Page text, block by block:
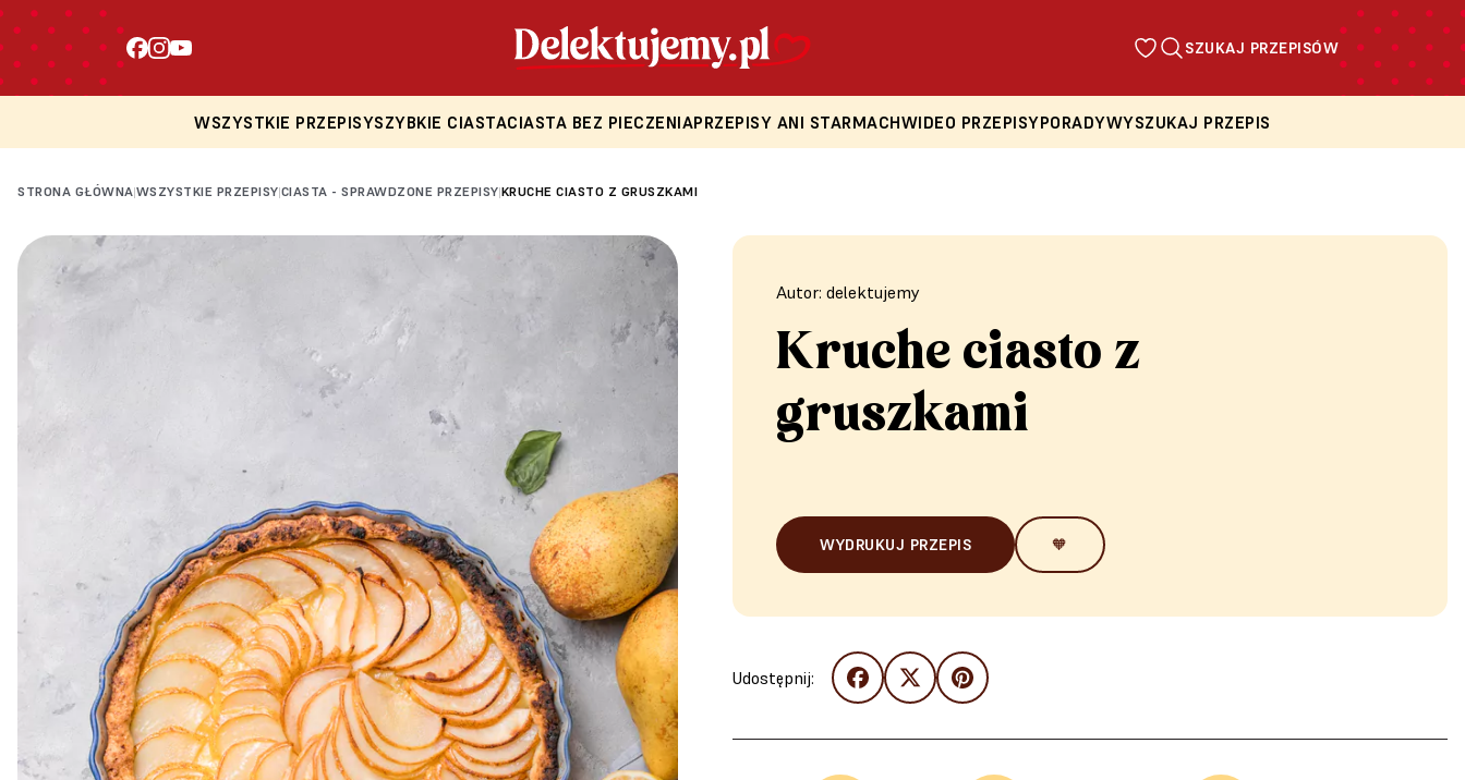
SZUKAJ PRZEPISÓW
WSZYSTKIE PRZEPISYSZYBKIE CIASTACIASTA BEZ PIECZENIAPRZEPISY ANI STARMACHWIDEO PRZEPISYPORADYWYSZUKAJ PRZEPIS
STRONA GŁÓWNA|WSZYSTKIE PRZEPISY|CIASTA - SPRAWDZONE PRZEPISY|KRUCHE CIASTO Z GRUSZKAMI
Autor: delektujemy
Kruche ciasto z
gruszkami
WYDRUKUJ PRZEPIS 🧡
Udostępnij: